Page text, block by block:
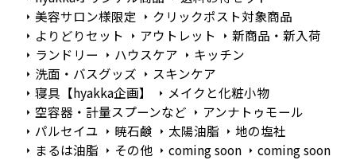
美容サロン様限定
クリックポスト対象商品
よりどりセット
アウトレット
新商品・新入荷
ランドリー
ハウスケア
キッチン
洗面・バスグッズ
スキンケア
寝具【hyakka企画】
メイクと化粧小物
空容器・計量スプーンなど
アンナトゥモール
パルセイユ
暁石鹸 太陽油脂
地の塩社
まるは油脂
その他 coming soon coming soon